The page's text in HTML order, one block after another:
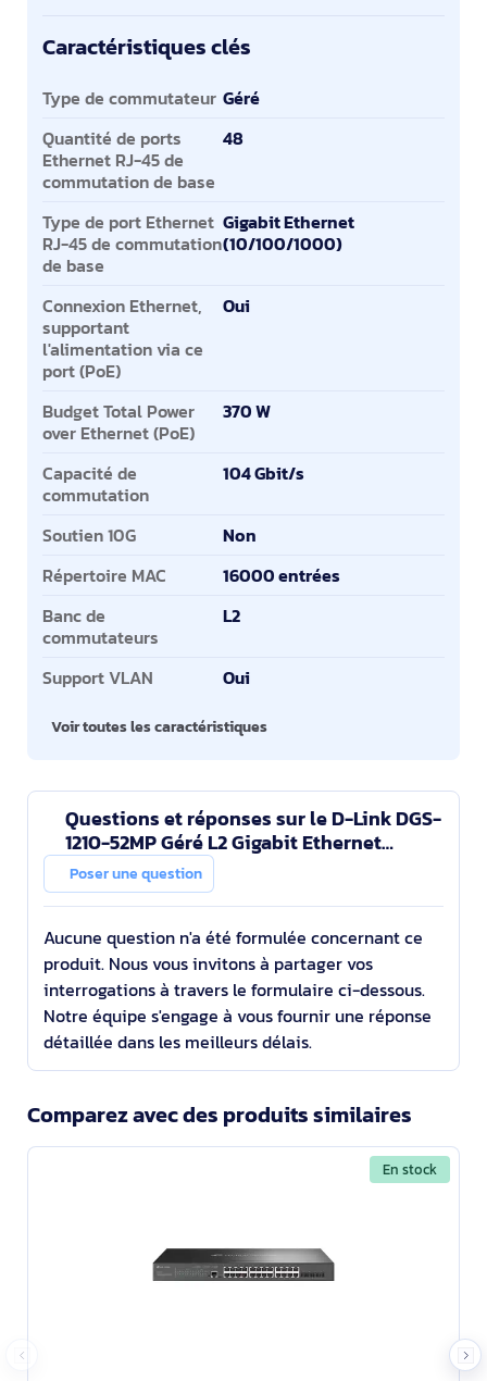
Caractéristiques clés
Caractéristiques clés
Type de commutateur Géré
Quantité de ports
Ethernet RJ-45 de
commutation de base
48
Type de port Ethernet
RJ-45 de commutation
de base
Gigabit Ethernet
(10/100/1000)
Connexion Ethernet,
supportant
l'alimentation via ce
port (PoE)
Oui
Budget Total Power
over Ethernet (PoE)
370 W
Capacité de
commutation
104 Gbit/s
Soutien 10G
Non
Répertoire MAC
16000 entrées
Banc de
commutateurs
L2
Support VLAN Oui
Voir toutes les caractéristiques
Questions et réponses sur le D-Link DGS-
1210-52MP Géré L2 Gigabit Ethernet
(10/100/1000) Connexion Ethernet,
supportant l'aliment
Poser une question
Aucune question n'a été formulée concernant ce
produit. Nous vous invitons à partager vos
interrogations à travers le formulaire ci-dessous.
Notre équipe s'engage à vous fournir une réponse
détaillée dans les meilleurs délais.
Comparez avec des produits similaires
En stock